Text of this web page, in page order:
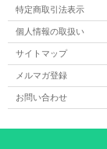
特定商取引法表示
個人情報の取扱い
サイトマップ
メルマガ登録
お問い合わせ